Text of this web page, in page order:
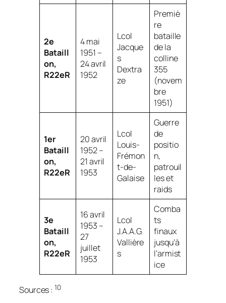
2e
Bataill
on,
R22eR
4 mai
1951 –
24 avril
1952
Lcol
Jacque
s
Dextra
ze
Premiè
re
bataille
de la
colline
355
(novem
bre
1951)
1er
Bataill
on,
R22eR
20 avril
1952 –
21 avril
1953
Lcol
Louis-
Frémon
t-de-
Galaise
Guerre
de
positio
n,
patrouil
les et
raids
3e
Bataill
on,
R22eR
16 avril
1953 –
27
juillet
1953
Lcol
J.A.A.G.
Vallière
s
Comba
ts
finaux
jusqu’à
l’armist
ice
Sources : 10